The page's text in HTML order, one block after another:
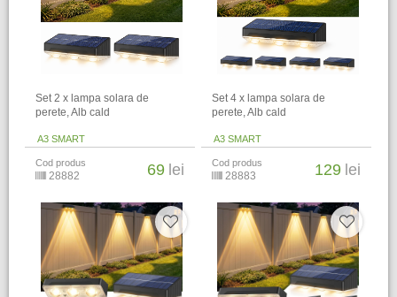
Set 2 x lampa solara de
perete, Alb cald
A3 SMART
Cod produs
28882 69 lei
Set 4 x lampa solara de
perete, Alb cald
A3 SMART
Cod produs
28883 129 lei